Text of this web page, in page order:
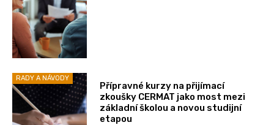
RADY A NÁVODY
Přípravné kurzy na přijímací
zkoušky CERMAT jako most mezi
základní školou a novou studijní
etapou